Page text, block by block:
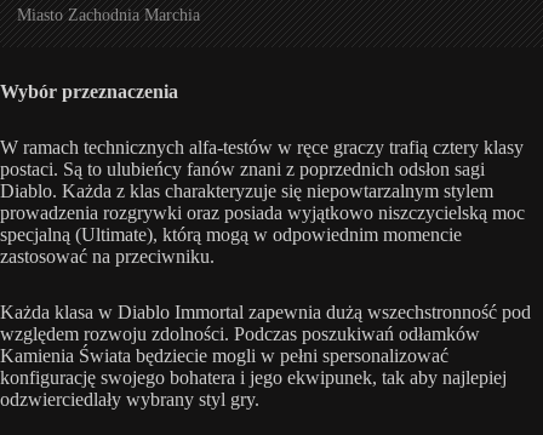
Miasto Zachodnia Marchia
Wybór przeznaczenia
W ramach technicznych alfa-testów w ręce graczy trafią cztery klasy
postaci. Są to ulubieńcy fanów znani z poprzednich odsłon sagi
Diablo. Każda z klas charakteryzuje się niepowtarzalnym stylem
prowadzenia rozgrywki oraz posiada wyjątkowo niszczycielską moc
specjalną (Ultimate), którą mogą w odpowiednim momencie
zastosować na przeciwniku.
Każda klasa w Diablo Immortal zapewnia dużą wszechstronność pod
względem rozwoju zdolności. Podczas poszukiwań odłamków
Kamienia Świata będziecie mogli w pełni spersonalizować
konfigurację swojego bohatera i jego ekwipunek, tak aby najlepiej
odzwierciedlały wybrany styl gry.